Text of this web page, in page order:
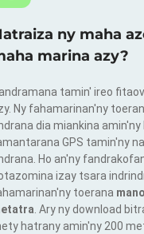
ny maha
marina azy?
tamin' ireo
Ny fahamarinan'ny
dia miankina
GPS tamin'ny
Ho an'ny
izay tsara
toerana
. Ary ny download
hatrany amin'ny 200